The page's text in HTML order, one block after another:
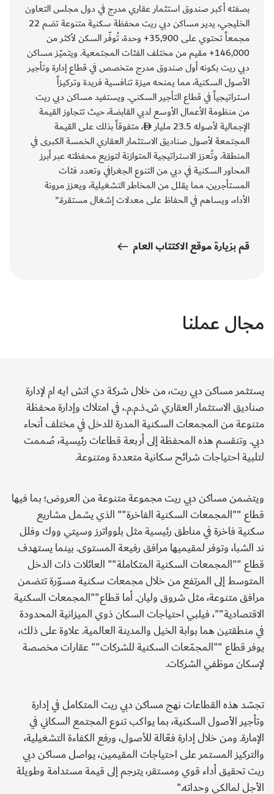
بصفته أكبر صندوق استثمار عقاري مدرج في دول مجلس التعاون
الخليجي، يدير مساكن دبي ريت محفظة سكنية متنوعة تضم 22
مجمعاً تحتوي على 35,900+ وحدة، تُوفّر السكن لأكثر من
146,000+ مقيم من مختلف الفئات المجتمعية. ويتميّز مساكن
دبي ريت بكونه أول صندوق مدرج متخصص في قطاع إدارة وتأجير
الأصول السكنية، مما يمنحه ميزة تنافسية فريدة وتركيزاً
استراتيجياً في قطاع التأجير السكني. ويستفيد مساكن دبي ريت
من منظومة الأعمال الأوسع لدبي القابضة، حيث تتجاوز القيمة
الإجمالية لأصوله 23.5 مليار
، متفوقاً بذلك على القيمة
المجتمعة لأصول صناديق الاستثمار العقاري الخمسة الكبرى في
المنطقة. وتُعزز الاستراتيجية المتوازنة لتوزيع محفظته عبر أبرز
المحاور السكنية في دبي من التنوع الجغرافي وتعدد فئات
المستأجرين، مما يقلل من المخاطر التشغيلية، ويعزز مرونة
الأداء، ويساهم في الحفاظ على معدلات إشغال مستقرة."
قم بزيارة موقع الاكتتاب العام
مجال عملنا
يستثمر مساكن دبي ريت، من خلال شركة دي اتش ايه ام لإدارة
صناديق الاستثمار العقاري ش.ذ.م.م.، في امتلاك وإدارة محفظة
متنوعة من المجمعات السكنية المدرة للدخل في مختلف أنحاء
دبي. وتنقسم هذه المحفظة إلى أربعة قطاعات رئيسية، صُممت
لتلبية احتياجات شرائح سكانية متعددة ومتنوعة.
ويتضمن مساكن دبي ريت مجموعة متنوعة من العروض؛ بما فيها
قطاع ""المجمعات السكنية الفاخرة"" الذي يشمل مشاريع
سكنية فاخرة في مناطق رئيسية مثل بلوواترز وسيتي ووك وفلل
ند الشبا، وتوفر لمقيميها مرافق رفيعة المستوى. بينما يستهدف
قطاع ""المجمعات السكنية المتكاملة"" العائلات ذات الدخل
المتوسط إلى المرتفع من خلال مجمعات سكنية مسوّرة تتضمن
مرافق متنوعة، مثل شروق وليان. أما قطاع""المجمعات السكنية
الاقتصادية""، فيلبي احتياجات السكان ذوي الميزانية المحدودة
في منطقتين هما بوابة الخيل والمدينة العالمية. علاوة على ذلك،
يوفر قطاع ""المجمّعات السكنية للشركات"" عقارات مخصصة
لإسكان موظفي الشركات.
تجسّد هذه القطاعات نهج مساكن دبي ريت المتكامل في إدارة
وتأجير الأصول السكنية، بما يواكب تنوع المجتمع السكاني في
الإمارة. ومن خلال إدارة فعّالة للأصول، ورفع الكفاءة التشغيلية،
والتركيز المستمر على احتياجات المقيمين، يواصل مساكن دبي
ريت تحقيق أداء قوي ومستقر، يترجم إلى قيمة مستدامة وطويلة
الأجل لمالكي وحداته."